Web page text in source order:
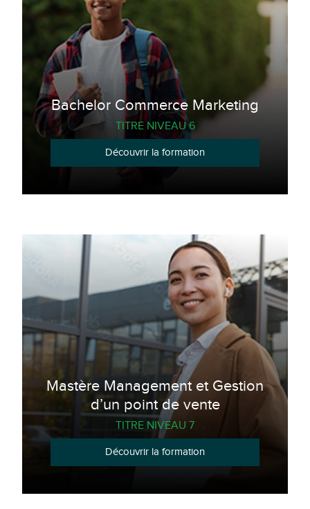
Bachelor Commerce Marketing
TITRE NIVEAU 6
Découvrir la formation
Mastère Management et Gestion
d’un point de vente
TITRE NIVEAU 7
Découvrir la formation